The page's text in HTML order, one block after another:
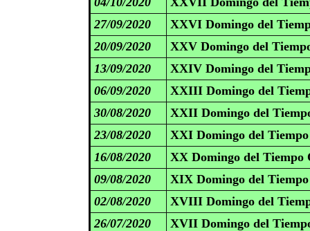
27/09/2020
XXVI Domingo del
20/09/2020
XXV Domingo del
13/09/2020
XXIV Domingo del
06/09/2020
XXIII Domingo del
30/08/2020
XXII Domingo del
23/08/2020
XXI Domingo del
16/08/2020
XX Domingo del
09/08/2020
XIX Domingo del
02/08/2020
XVIII Domingo del
26/07/2020
XVII Domingo del